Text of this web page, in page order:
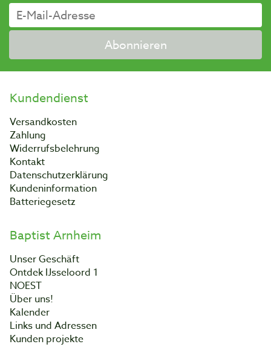
Abonnieren
Kundendienst
Versandkosten
Zahlung
Widerrufsbelehrung
Kontakt
Datenschutzerklärung
Kundeninformation
Batteriegesetz
Baptist Arnheim
Unser Geschäft
Ontdek IJsseloord 1
NOEST
Über uns!
Kalender
Links und Adressen
Kunden projekte